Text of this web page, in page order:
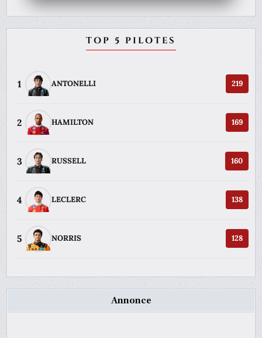
TOP 5 PILOTES
1 ANTONELLI 219
2 HAMILTON 169
3 RUSSELL 160
4 LECLERC 138
5 NORRIS 128
Annonce